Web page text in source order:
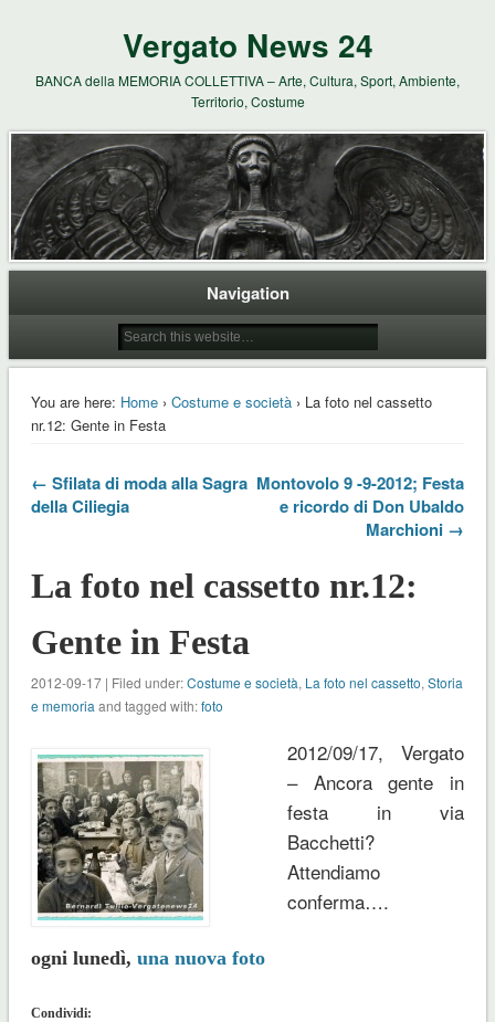
Vergato News 24
BANCA della MEMORIA COLLETTIVA – Arte, Cultura, Sport, Ambiente,
Territorio, Costume
Navigation
You are here: Home› Costume e società› La foto nel cassetto
nr.12: Gente in Festa
← Sfilata di moda alla Sagra
della Ciliegia
Montovolo 9 -9-2012; Festa
e ricordo di Don Ubaldo
Marchioni →
La foto nel cassetto nr.12:
Gente in Festa
2012-09-17 | Filed under:Costume e società, La foto nel cassetto, Storia
e memoria and tagged with:foto
2012/09/17, Vergato
– Ancora gente in
festa in via
Bacchetti?
Attendiamo
conferma….
ogni lunedì, una nuova foto
Condividi: